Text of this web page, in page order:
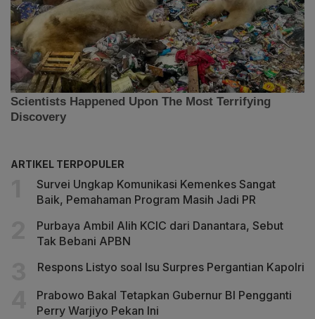
ARTIKEL TERPOPULER
Survei Ungkap Komunikasi Kemenkes Sangat
Baik, Pemahaman Program Masih Jadi PR
Purbaya Ambil Alih KCIC dari Danantara, Sebut
Tak Bebani APBN
Respons Listyo soal Isu Surpres Pergantian Kapolri
Prabowo Bakal Tetapkan Gubernur BI Pengganti
Perry Warjiyo Pekan Ini